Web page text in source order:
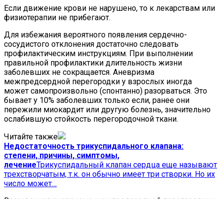
Если движение крови не нарушено, то к лекарствам или
физиотерапии не прибегают.
Для избежания вероятного появления сердечно-
сосудистого отклонения достаточно следовать
профилактическим инструкциям. При выполнении
правильной профилактики длительность жизни
заболевших не сокращается. Аневризма
межпредсердной перегородки у взрослых иногда
может самопроизвольно (спонтанно) разорваться. Это
бывает у 10% заболевших только если, ранее они
пережили миокардит или другую болезнь, значительно
ослабившую стойкость перегородочной ткани.
Читайте также
Недостаточность трикуспидального клапана:
степени, причины, симптомы,
лечениеТрикуспидальный клапан сердца еще называют
трехстворчатым, т.к. он обычно имеет три створки. Но их
число может…